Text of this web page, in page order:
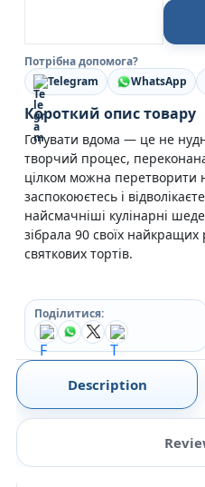
Твої найкращі
Потрібна допомога?
Telegram
WhatsApp
Короткий опис товару
Готувати вдома — це не
творчий процес,
цілком можна перетворити
заспокоюєтесь і
найсмачніші кулінарні
зібрала 90 своїх найкращих
святкових тортів.
Поділитися:
Description